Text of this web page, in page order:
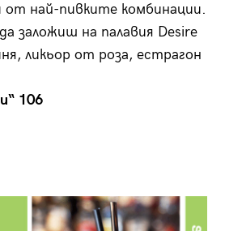
от най-пивките комбинации.
заложиш на палавия Desire
ликьор от роза, естрагон
106